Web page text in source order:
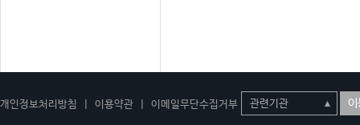
개인정보처리방침 이용약관 이메일무단수집거부 이